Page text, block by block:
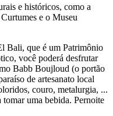
e históricos, como a
e o Museu
Bali, que é um Patrimônio
você poderá desfrutar
Babb Boujloud (o portão
de artesanato local
couro, metalurgia, ...
uma bebida. Pernoite